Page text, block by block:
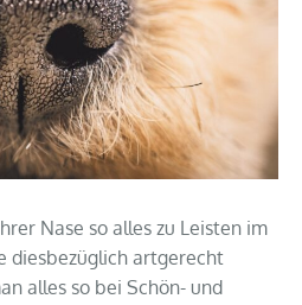
Nase so alles zu Leisten im
diesbezüglich artgerecht
alles so bei Schön- und